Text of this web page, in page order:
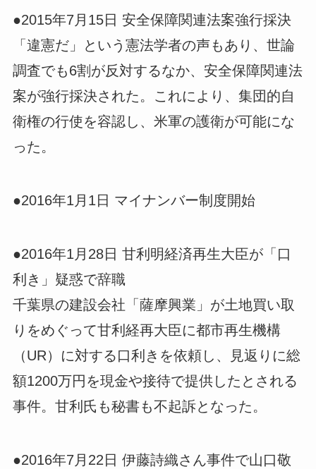
●2015年7月15日 安全保障関連法案強行採決
「違憲だ」という憲法学者の声もあり、世論
調査でも6割が反対するなか、安全保障関連法
案が強行採決された。これにより、集団的自
衛権の行使を容認し、米軍の護衛が可能にな
った。
●2016年1月1日 マイナンバー制度開始
●2016年1月28日 甘利明経済再生大臣が「口
利き」疑惑で辞職
千葉県の建設会社「薩摩興業」が土地買い取
りをめぐって甘利経再大臣に都市再生機構
（UR）に対する口利きを依頼し、見返りに総
額1200万円を現金や接待で提供したとされる
事件。甘利氏も秘書も不起訴となった。
●2016年7月22日 伊藤詩織さん事件で山口敬